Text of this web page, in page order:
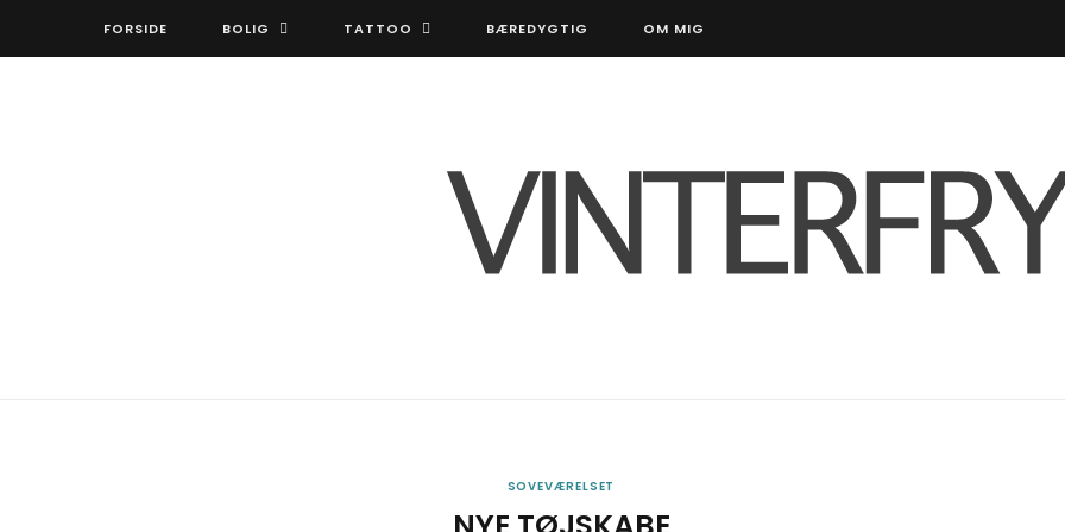
FORSIDE BOLIG TATTOO BÆREDYGTIG OM MIG
SOVEVÆRELSET